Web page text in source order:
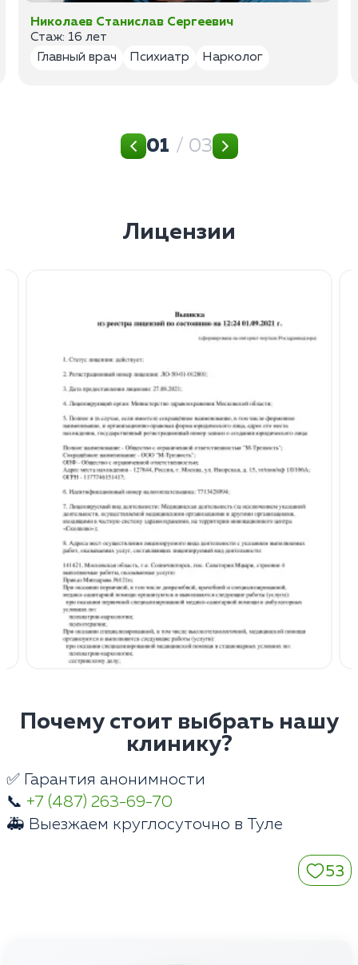
Николаев Станислав Сергеевич
Стаж: 16 лет
Главный врач
Психиатр Нарколог
01 / 03
Лицензии
Почему стоит выбрать нашу
клинику?
✅ Гарантия анонимности
📞 +7 (487) 263-69-70
🚑 Выезжаем круглосуточно в Туле
53